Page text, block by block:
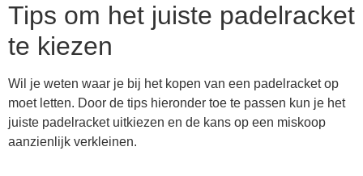
Tips om het juiste padelracket
te kiezen
Wil je weten waar je bij het kopen van een padelracket op
moet letten. Door de tips hieronder toe te passen kun je het
juiste padelracket uitkiezen en de kans op een miskoop
aanzienlijk verkleinen.